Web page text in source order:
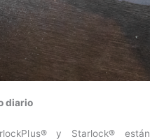
diario
y Starlock® están